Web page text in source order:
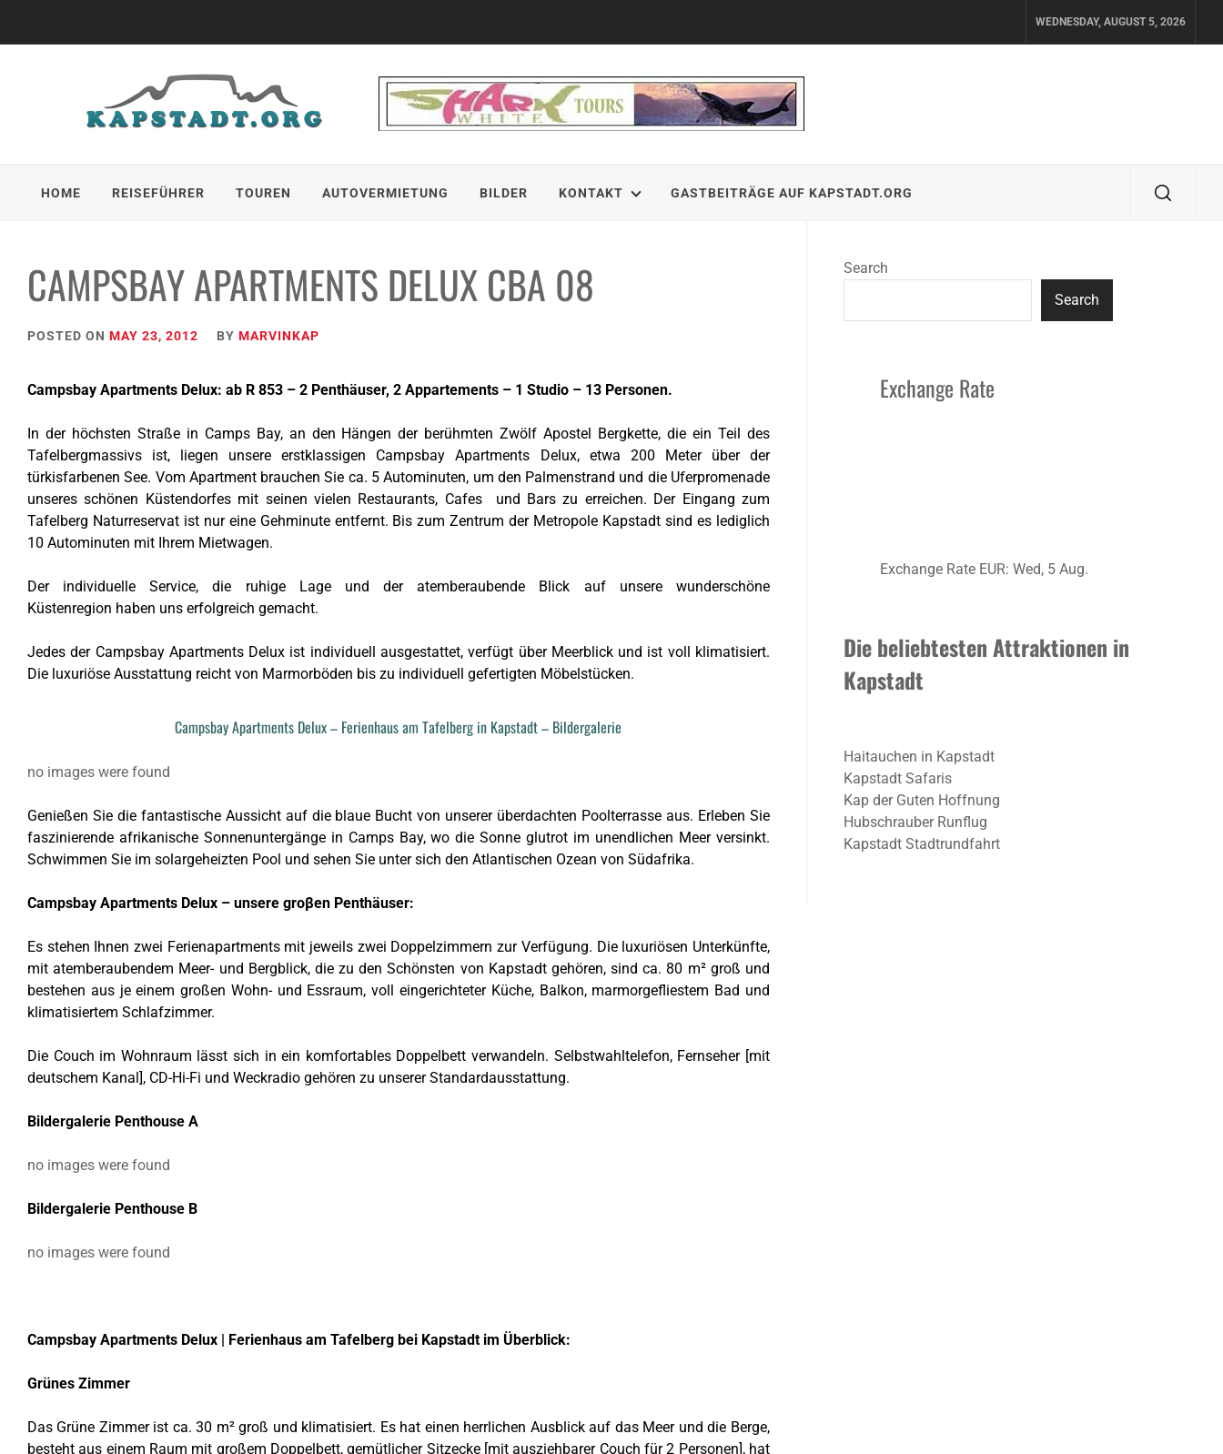
WEDNESDAY, AUGUST 5, 2026
HOME REISEFÜHRER TOUREN AUTOVERMIETUNG BILDER KONTAKT GASTBEITRÄGE AUF KAPSTADT.ORG
CAMPSBAY APARTMENTS DELUX CBA 08
POSTED ON MAY 23, 2012 BY MARVINKAP
Campsbay Apartments Delux: ab R 853 – 2 Penthäuser, 2 Appartements – 1 Studio – 13 Personen.
In der höchsten Straße in Camps Bay, an den Hängen der berühmten Zwölf Apostel Bergkette, die ein Teil des
Tafelbergmassivs ist, liegen unsere erstklassigen Campsbay Apartments Delux, etwa 200 Meter über der
türkisfarbenen See. Vom Apartment brauchen Sie ca. 5 Autominuten, um den Palmenstrand und die Uferpromenade
unseres schönen Küstendorfes mit seinen vielen Restaurants, Cafes und Bars zu erreichen. Der Eingang zum
Tafelberg Naturreservat ist nur eine Gehminute entfernt. Bis zum Zentrum der Metropole Kapstadt sind es lediglich
10 Autominuten mit Ihrem Mietwagen.
Der individuelle Service, die ruhige Lage und der atemberaubende Blick auf unsere wunderschöne
Küstenregion haben uns erfolgreich gemacht.
Jedes der Campsbay Apartments Delux ist individuell ausgestattet, verfügt über Meerblick und ist voll klimatisiert.
Die luxuriöse Ausstattung reicht von Marmorböden bis zu individuell gefertigten Möbelstücken.
Campsbay Apartments Delux – Ferienhaus am Tafelberg in Kapstadt – Bildergalerie
no images were found
Genießen Sie die fantastische Aussicht auf die blaue Bucht von unserer überdachten Poolterrasse aus. Erleben Sie
faszinierende afrikanische Sonnenuntergänge in Camps Bay, wo die Sonne glutrot im unendlichen Meer versinkt.
Schwimmen Sie im solargeheizten Pool und sehen Sie unter sich den Atlantischen Ozean von Südafrika.
Campsbay Apartments Delux – unsere groβen Penthäuser:
Es stehen Ihnen zwei Ferienapartments mit jeweils zwei Doppelzimmern zur Verfügung. Die luxuriösen Unterkünfte,
mit atemberaubendem Meer- und Bergblick, die zu den Schönsten von Kapstadt gehören, sind ca. 80 m² groß und
bestehen aus je einem großen Wohn- und Essraum, voll eingerichteter Küche, Balkon, marmorgefliestem Bad und
klimatisiertem Schlafzimmer.
Die Couch im Wohnraum lässt sich in ein komfortables Doppelbett verwandeln. Selbstwahltelefon, Fernseher [mit
deutschem Kanal], CD-Hi-Fi und Weckradio gehören zu unserer Standardausstattung.
Bildergalerie Penthouse A
no images were found
Bildergalerie Penthouse B
no images were found
Campsbay Apartments Delux | Ferienhaus am Tafelberg bei Kapstadt im Überblick:
Grünes Zimmer
Das Grüne Zimmer ist ca. 30 m² groß und klimatisiert. Es hat einen herrlichen Ausblick auf das Meer und die Berge,
besteht aus einem Raum mit großem Doppelbett, gemütlicher Sitzecke [mit ausziehbarer Couch für 2 Personen], hat
Search
Search
Exchange Rate
Exchange Rate EUR: Wed, 5 Aug.
Die beliebtesten Attraktionen in
Kapstadt
Haitauchen in Kapstadt
Kapstadt Safaris
Kap der Guten Hoffnung
Hubschrauber Runflug
Kapstadt Stadtrundfahrt